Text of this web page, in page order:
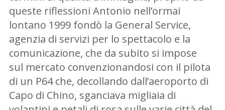
queste riflessioni Antonio nell’ormai
lontano 1999 fondò la General Service,
agenzia di servizi per lo spettacolo e la
comunicazione, che da subito si impose
sul mercato convenzionandosi con il pilota
di un P64 che, decollando dall’aeroporto di
Capo di Chino, sganciava migliaia di